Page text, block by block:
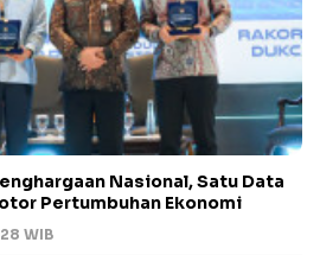
Nasional, Satu Data
Pertumbuhan Ekonomi
WIB